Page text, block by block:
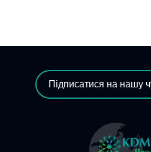
Підписатися на нашу